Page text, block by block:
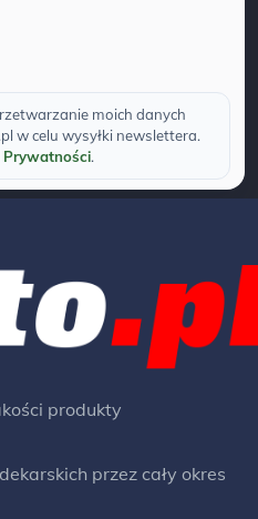
moich danych
w celu wysyłki newslettera.
Prywatności.
produkty
przez cały okres